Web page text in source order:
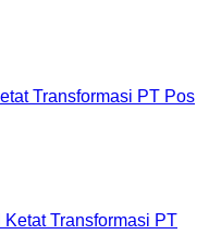
Transformasi PT Pos